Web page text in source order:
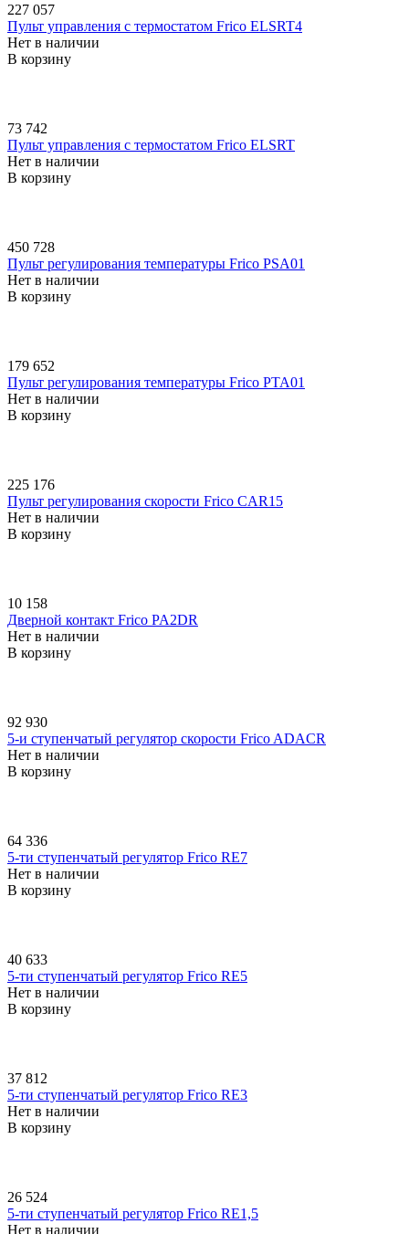
227 057
Пульт управления с термостатом Frico ELSRT4
Нет в наличии
В корзину
73 742
Пульт управления с термостатом Frico ELSRT
Нет в наличии
В корзину
450 728
Пульт регулирования температуры Frico PSA01
Нет в наличии
В корзину
179 652
Пульт регулирования температуры Frico PTA01
Нет в наличии
В корзину
225 176
Пульт регулирования скорости Frico CAR15
Нет в наличии
В корзину
10 158
Дверной контакт Frico PA2DR
Нет в наличии
В корзину
92 930
5-и ступенчатый регулятор скорости Frico ADACR
Нет в наличии
В корзину
64 336
5-ти ступенчатый регулятор Frico RE7
Нет в наличии
В корзину
40 633
5-ти ступенчатый регулятор Frico RE5
Нет в наличии
В корзину
37 812
5-ти ступенчатый регулятор Frico RE3
Нет в наличии
В корзину
26 524
5-ти ступенчатый регулятор Frico RE1,5
Нет в наличии